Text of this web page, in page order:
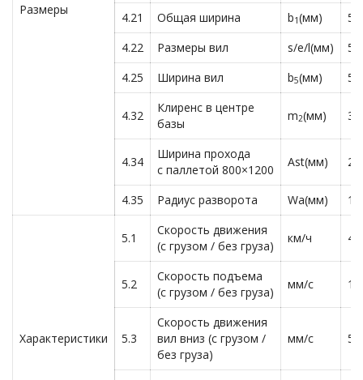
Размеры
4.21 Общая ширина b1(мм)
4.22
Размеры вил s/e/l(мм)
4.25
Ширина вил b5(мм)
4.32
Клиренс в центре
базы
m2(мм) 30
4.34
Ширина прохода
с паллетой 800×1200
Ast(мм)
4.35 Радиус разворота Wa(мм)
Характеристики
5.1
Скорость движения
(с грузом / без груза)
км/ч
5.2
Скорость подъема
(с грузом / без груза)
мм/с
5.3
Скорость движения
вил вниз (с грузом /
без груза)
мм/с